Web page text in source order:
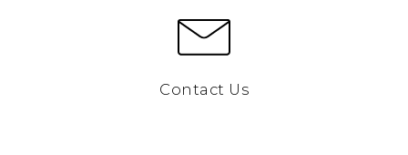
Contact Us